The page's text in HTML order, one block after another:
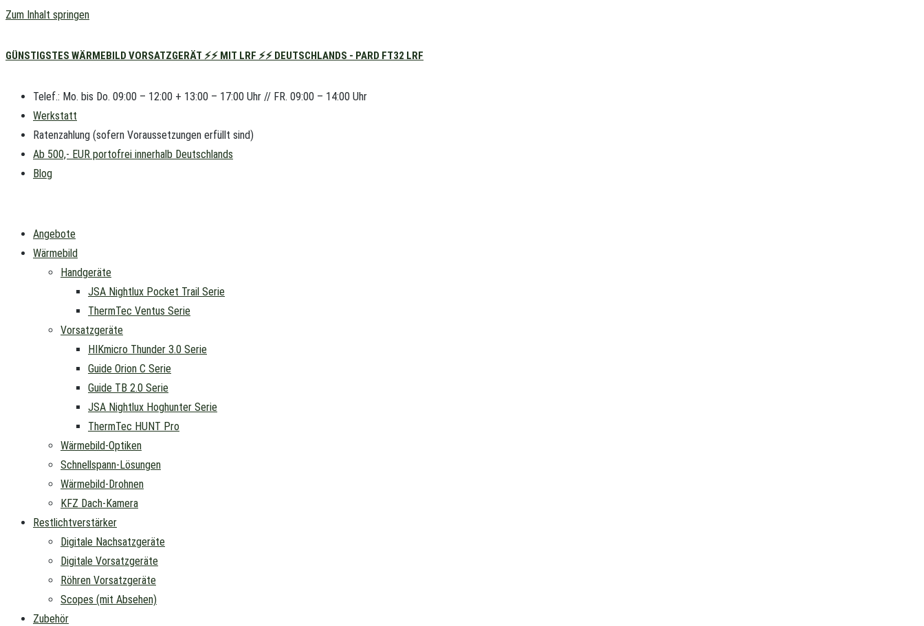
Zum Inhalt springen
GÜNSTIGSTES WÄRMEBILD VORSATZGERÄT ⚡⚡ MIT LRF ⚡⚡ DEUTSCHLANDS - PARD FT32 LRF
Telef.: Mo. bis Do. 09:00 – 12:00 + 13:00 – 17:00 Uhr // FR. 09:00 – 14:00 Uhr
Werkstatt
Ratenzahlung (sofern Voraussetzungen erfüllt sind)
Ab 500,- EUR portofrei innerhalb Deutschlands
Blog
Angebote
Wärmebild
Handgeräte
JSA Nightlux Pocket Trail Serie
ThermTec Ventus Serie
Vorsatzgeräte
HIKmicro Thunder 3.0 Serie
Guide Orion C Serie
Guide TB 2.0 Serie
JSA Nightlux Hoghunter Serie
ThermTec HUNT Pro
Wärmebild-Optiken
Schnellspann-Lösungen
Wärmebild-Drohnen
KFZ Dach-Kamera
Restlichtverstärker
Digitale Nachsatzgeräte
Digitale Vorsatzgeräte
Röhren Vorsatzgeräte
Scopes (mit Absehen)
Zubehör